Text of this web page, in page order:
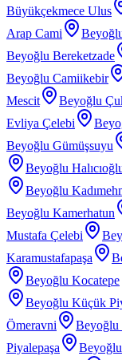
Büyükçekmece Ulus
Arap Cami
Beyoğlu Bereketzade
Beyoğlu Camiikebir
Mescit
Beyoğlu
Evliya Çelebi
Beyoğlu Gümüşsuyu
Beyoğlu
Beyoğlu
Beyoğlu Kamerhatun
Mustafa Çelebi
Karamustafapaşa
Beyoğlu Kocatepe
Beyoğlu Küçük
Ömeravni
Beyoğlu
Piyalepaşa